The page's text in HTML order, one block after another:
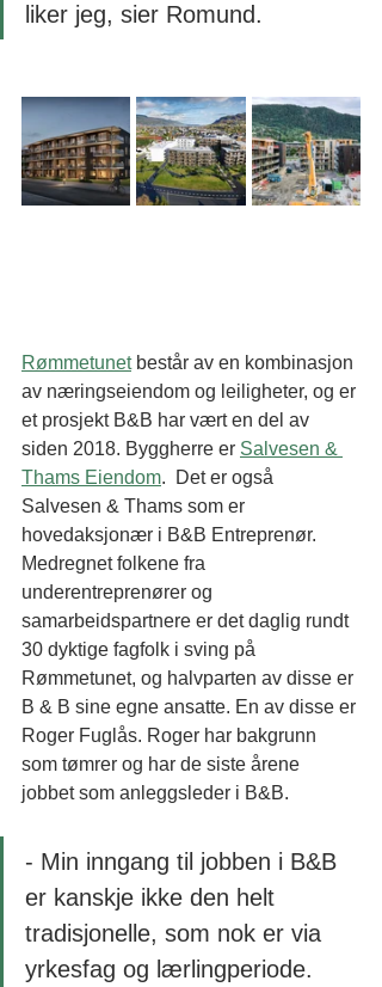
liker jeg, sier Romund.
Rømmetunet består av en kombinasjon
av næringseiendom og leiligheter, og er
et prosjekt B&B har vært en del av
siden 2018. Byggherre er Salvesen &
Thams Eiendom.  Det er også
Salvesen & Thams som er
hovedaksjonær i B&B Entreprenør.
Medregnet folkene fra
underentreprenører og
samarbeidspartnere er det daglig rundt
30 dyktige fagfolk i sving på
Rømmetunet, og halvparten av disse er
B & B sine egne ansatte. En av disse er
Roger Fuglås. Roger har bakgrunn
som tømrer og har de siste årene
jobbet som anleggsleder i B&B.
- Min inngang til jobben i B&B
er kanskje ikke den helt
tradisjonelle, som nok er via
yrkesfag og lærlingperiode.